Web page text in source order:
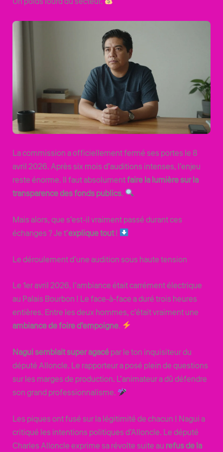
La commission a officiellement fermé ses portes le 8
avril 2026. Après six mois d’auditions intenses, l’enjeu
reste énorme. Il faut absolumentfaire la lumière sur la
transparence des fonds publics.
Mais alors, que s’est-il vraiment passé durant ces
échanges ? Je t’explique tout!
Le déroulement d’une audition sous haute tension
Le 1er avril 2026, l’ambiance était carrément électrique
au Palais Bourbon ! Le face-à-face a duré trois heures
entières. Entre les deux hommes, c’était vraiment une
ambiance de foire d’empoigne.
Nagui semblait super agacépar le ton inquisiteur du
député Alloncle. Le rapporteur a posé plein de questions
sur les marges de production. L’animateur a dû défendre
son grand professionnalisme.
Les piques ont fusé sur la légitimité de chacun ! Nagui a
critiqué les intentions politiques d’Alloncle. Le député
Charles Alloncle exprime sa révolte suite au refus de la